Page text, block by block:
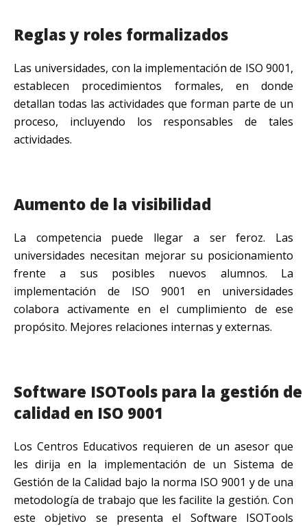
Reglas y roles formalizados
Las universidades, con la implementación de ISO 9001,
establecen procedimientos formales, en donde
detallan todas las actividades que forman parte de un
proceso, incluyendo los responsables de tales
actividades.
Aumento de la visibilidad
La competencia puede llegar a ser feroz. Las
universidades necesitan mejorar su posicionamiento
frente a sus posibles nuevos alumnos. La
implementación de ISO 9001 en universidades
colabora activamente en el cumplimiento de ese
propósito. Mejores relaciones internas y externas.
Software ISOTools para la gestión de
calidad en ISO 9001
Los Centros Educativos requieren de un asesor que
les dirija en la implementación de un Sistema de
Gestión de la Calidad bajo la norma ISO 9001 y de una
metodología de trabajo que les facilite la gestión. Con
este objetivo se presenta el Software ISOTools